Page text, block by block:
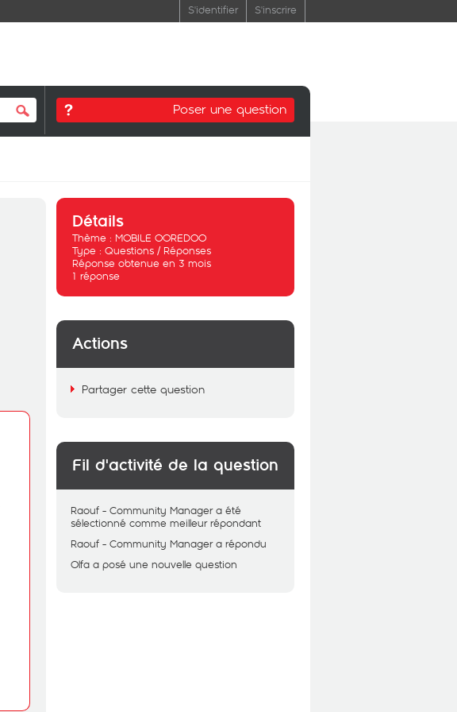
S'identifier S'inscrire
Poser une question
Détails
Thème : MOBILE OOREDOO
Type : Questions / Réponses
Réponse obtenue en 3 mois
1 réponse
Actions
Partager cette question
Fil d'activité de la question
Raouf - Community Manager a été
sélectionné comme meilleur répondant
Raouf - Community Manager a répondu
Olfa a posé une nouvelle question